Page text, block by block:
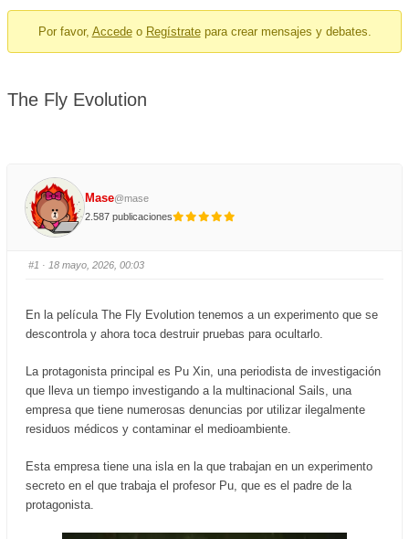
You
here:
Por favor, Accedeo Regístratepara crear mensajes y debates.
The Fly Evolution
Mase@mase
2.587 publicaciones
#1 · 18 mayo, 2026, 00:03
En la película The Fly Evolution tenemos a un experimento que se
descontrola y ahora toca destruir pruebas para ocultarlo.
La protagonista principal es Pu Xin, una periodista de investigación
que lleva un tiempo investigando a la multinacional Sails, una
empresa que tiene numerosas denuncias por utilizar ilegalmente
residuos médicos y contaminar el medioambiente.
Esta empresa tiene una isla en la que trabajan en un experimento
secreto en el que trabaja el profesor Pu, que es el padre de la
protagonista.